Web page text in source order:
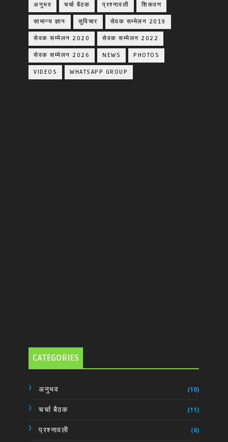
अनुभव चर्चा बैठक प्रश्नावली शिकवण
सामान्य ज्ञान सुविचार सेवक सम्मेलन 2019
सेवक सम्मेलन 2020 सेवक सम्मेलन 2022
सेवक सम्मेलन 2026 NEWS PHOTOS
VIDEOS WHATSAPP GROUP
CATEGORIES
अनुभव (10)
चर्चा बैठक (11)
प्रश्नावली (6)